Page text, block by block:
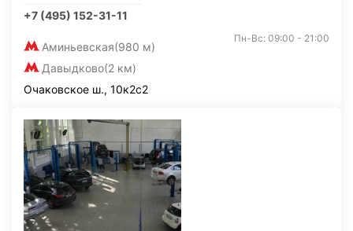
+7 (495) 152-31-11
Аминьевская(980 м)
Давыдково(2 км)
Пн-Вс: 09:00 - 21:00
Очаковское ш., 10к2с2